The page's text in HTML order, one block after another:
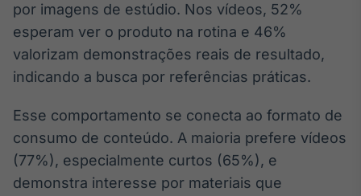
por imagens de estúdio. Nos vídeos, 52%
esperam ver o produto na rotina e 46%
valorizam demonstrações reais de resultado,
indicando a busca por referências práticas.
Esse comportamento se conecta ao formato de
consumo de conteúdo. A maioria prefere vídeos
(77%), especialmente curtos (65%), e
demonstra interesse por materiais que